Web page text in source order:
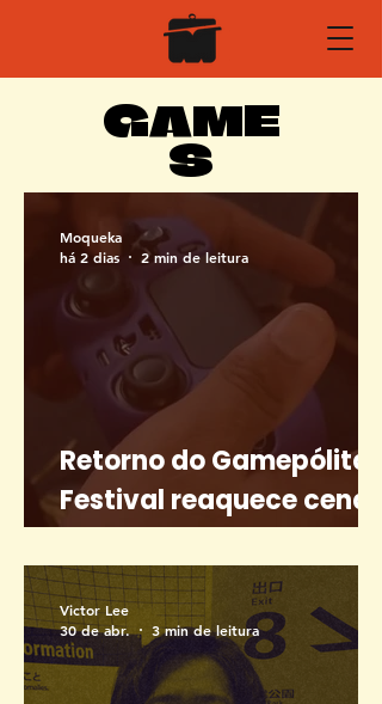
GAME
S
Retorno do Gamepólitan:
Festival reaquece cena
de jogos em Salvador
Moqueka
há 2 dias
2 min de leitura
Victor Lee
30 de abr.
3 min de leitura